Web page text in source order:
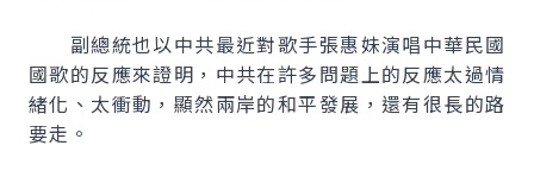
副總統也以中共最近對歌手張惠妹演唱中華民國
國歌的反應來證明，中共在許多問題上的反應太過情
緒化、太衝動，顯然兩岸的和平發展，還有很長的路
要走。